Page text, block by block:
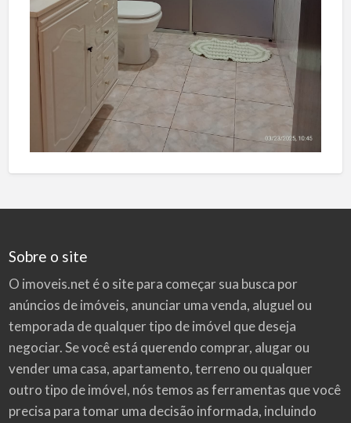
Sobre o site
O imoveis.net é o site para começar sua busca por
anúncios de imóveis, anunciar uma venda, aluguel ou
temporada de qualquer tipo de imóvel que deseja
negociar. Se você está querendo comprar, alugar ou
vender uma casa, apartamento, terreno ou qualquer
outro tipo de imóvel, nós temos as ferramentas que você
precisa para tomar uma decisão informada, incluindo